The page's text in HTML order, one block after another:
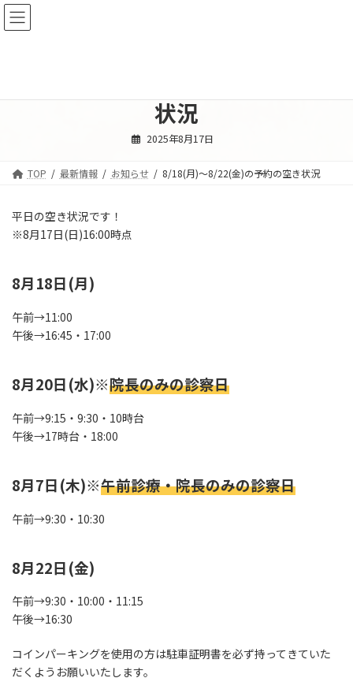
コ
ン
ス
ナ
ビ
ン
状況
2025年8月17日
TOP 最新情報 お知らせ 8/18(月)〜8/22(金)の予約の空き状況
平日の空き状況です！
※8月17日(日)16:00時点
8月18日(月)
午前→11:00
午後→16:45・17:00
8月20日(水)※院長のみの診察日
午前→9:15・9:30・10時台
午後→17時台・18:00
8月7日(木)※午前診療・院長のみの診察日
午前→9:30・10:30
8月22日(金)
午前→9:30・10:00・11:15
午後→16:30
コインパーキングを使用の方は駐車証明書を必ず持ってきていた
だくようお願いいたします。